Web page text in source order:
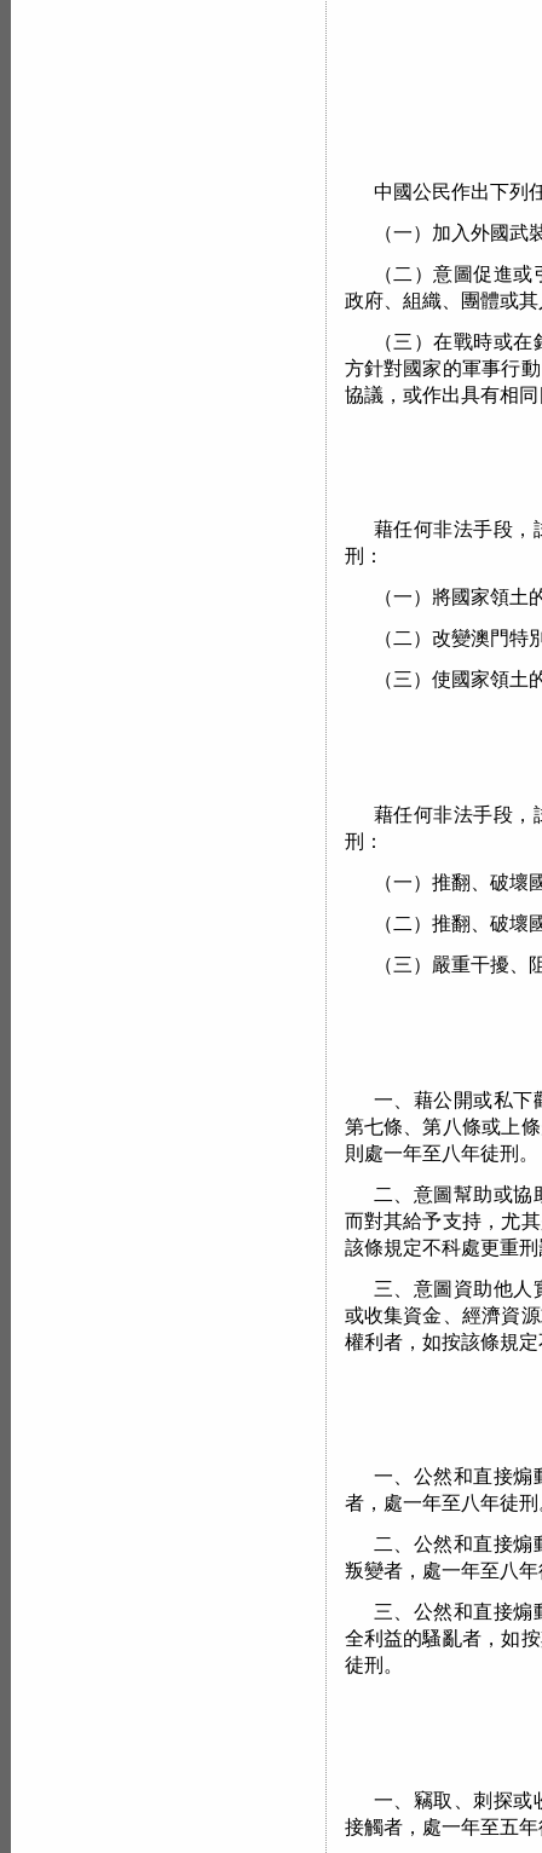
中國公民作出下列
（一）加入外國武
（二）意圖促進
政府、組織、團體或
（三）在戰時或
方針對國家的軍事行
協議，或作出具有相
藉任何非法手段，
刑：
（一）將國家領土
（二）改變澳門
（三）使國家領土
藉任何非法手段，
刑：
（一）推翻、破壞
（二）推翻、破壞
（三）嚴重干擾、
一、藉公開或私下
第七條、第八條或上
則處一年至八年徒刑。
二、意圖幫助或
而對其給予支持，尤
該條規定不科處更重
三、意圖資助他人
或收集資金、經濟資
權利者，如按該條規
一、公然和直接煽
者，處一年至八年徒刑
二、公然和直接
叛變者，處一年至八
三、公然和直接煽
全利益的騷亂者，如
徒刑。
一、竊取、刺探或
接觸者，處一年至五